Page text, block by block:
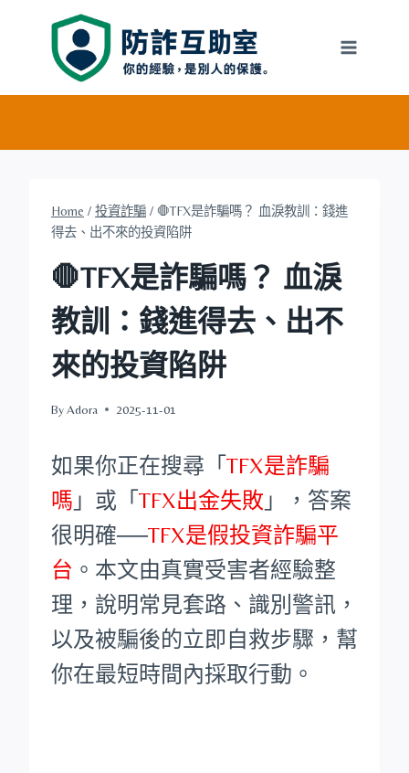
Home / 投資詐騙 / 🛑TFX是詐騙嗎？ 血淚教訓：錢進
得去、出不來的投資陷阱
🛑TFX是詐騙嗎？ 血淚
教訓：錢進得去、出不
來的投資陷阱
ByAdora 2025-11-01
如果你正在搜尋「 TFX是詐騙
嗎 」或「 TFX出金失敗 」，答案
很明確──TFX是假投資詐騙平
台 。本文由真實受害者經驗整
理，說明常見套路、識別警訊，
以及被騙後的立即自救步驟，幫
你在最短時間內採取行動。